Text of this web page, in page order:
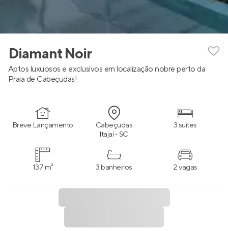
Diamant Noir
Aptos luxuosos e exclusivos em localização nobre perto da
Praia de Cabeçudas!
Breve Lançamento Cabeçudas
Itajaí - SC
3 suítes
137 m² 3 banheiros 2 vagas